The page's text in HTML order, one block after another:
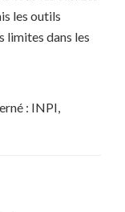
les outils
limites dans les
: INPI,